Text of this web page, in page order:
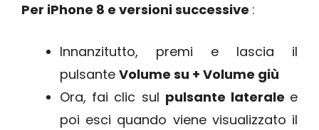
Per iPhone 8 e versioni successive :
Innanzitutto, premi e lascia il
pulsante Volume su + Volume giù
Ora, fai clic sul pulsante laterale e
poi esci quando viene visualizzato il